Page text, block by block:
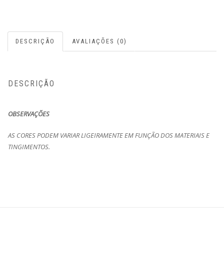
DESCRIÇÃO AVALIAÇÕES (0)
DESCRIÇÃO
OBSERVAÇÕES
AS CORES PODEM VARIAR LIGEIRAMENTE EM FUNÇÃO DOS MATERIAIS E
TINGIMENTOS.